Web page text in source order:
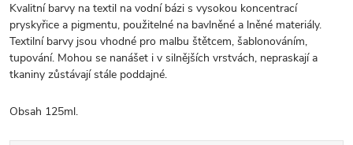
Kvalitní barvy na textil na vodní bázi s vysokou koncentrací
pryskyřice a pigmentu, použitelné na bavlněné a lněné materiály.
Textilní barvy jsou vhodné pro malbu štětcem, šablonováním,
tupování. Mohou se nanášet i v silnějších vrstvách, nepraskají a
tkaniny zůstávají stále poddajné.
Obsah 125ml.